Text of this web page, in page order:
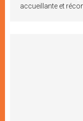
accueillante et